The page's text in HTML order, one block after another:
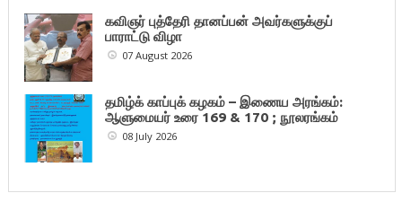
கவிஞர் புத்தேரி தானப்பன் அவர்களுக்குப்
பாராட்டு விழா
07 August 2026
தமிழ்க் காப்புக் கழகம் – இணைய அரங்கம்:
ஆளுமையர் உரை 169 & 170 ; நூலரங்கம்
08 July 2026